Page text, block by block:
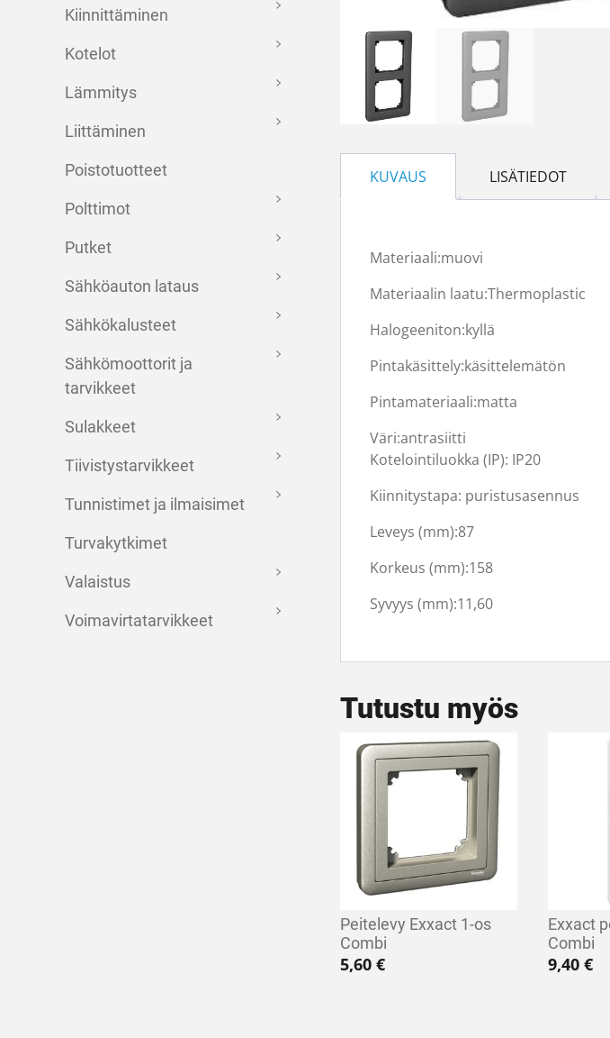
Kiinnittäminen
Kotelot
Lämmitys
Liittäminen
Poistotuotteet
Polttimot
Putket
Sähköauton lataus
Sähkökalusteet
Sähkömoottorit ja
tarvikkeet
Sulakkeet
Tiivistystarvikkeet
Tunnistimet ja ilmaisimet
Turvakytkimet
Valaistus
Voimavirtatarvikkeet
KUVAUS LISÄTIEDOT
Materiaali:muovi
Materiaalin laatu:Thermoplastic
Halogeeniton:kyllä
Pintakäsittely:käsittelemätön
Pintamateriaali:matta
Väri:antrasiitti
Kotelointiluokka (IP): IP20
Kiinnitystapa: puristusasennus
Leveys (mm):87
Korkeus (mm):158
Syvyys (mm):11,60
Tutustu myös
Peitelevy Exxact 1-os
Combi
5,60 €
Exxact
Combi
9,40€